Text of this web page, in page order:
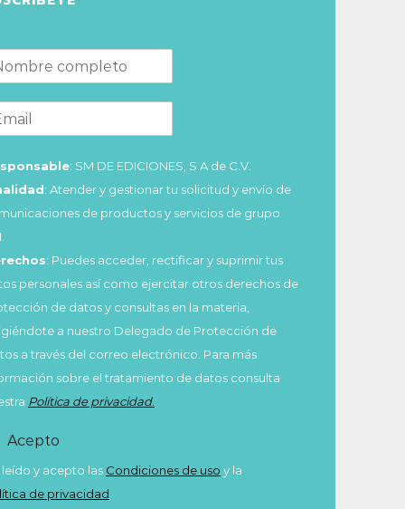
: SM DE EDICIONES, S.A de C.V.
: Atender y gestionar tu solicitud y envío de
de productos y servicios de grupo
: Puedes acceder, rectificar y suprimir tus
personales así como ejercitar otros derechos de
de datos y consultas en la materia,
a nuestro Delegado de Protección de
a través del correo electrónico. Para más
sobre el tratamiento de datos consulta
Política de privacidad.
Acepto
leído y acepto las Condiciones de uso y la
de privacidad